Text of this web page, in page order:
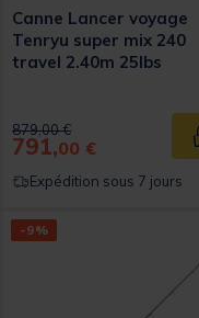
Canne Lancer voyage
Tenryu super mix 240
travel 2.40m 25lbs
Price reduced from
879,00 €to
791,00 €
Expédition sous 7 jours
-9%